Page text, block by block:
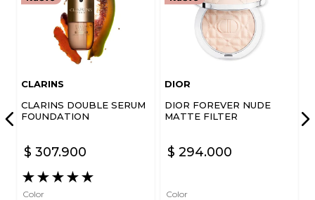
CLARINS
CLARINS DOUBLE SERUM
FOUNDATION
$ 307.900
★★★★★
Color
DIOR
DIOR FOREVER NUDE
MATTE FILTER
$ 294.000
Color